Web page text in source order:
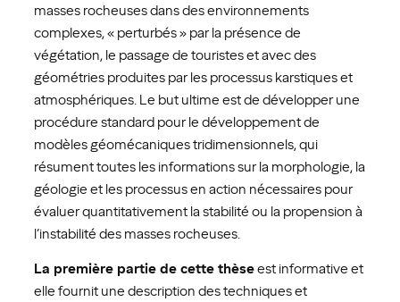
masses rocheuses dans des environnements
complexes, « perturbés » par la présence de
végétation, le passage de touristes et avec des
géométries produites par les processus karstiques et
atmosphériques. Le but ultime est de développer une
procédure standard pour le développement de
modèles géomécaniques tridimensionnels, qui
résument toutes les informations sur la morphologie, la
géologie et les processus en action nécessaires pour
évaluer quantitativement la stabilité ou la propension à
l’instabilité des masses rocheuses.
La première partie de cette thèseest informative et
elle fournit une description des techniques et